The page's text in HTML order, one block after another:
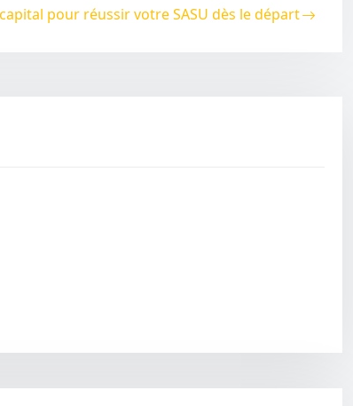
pour réussir votre SASU dès le départ